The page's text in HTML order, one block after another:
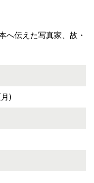
へ伝えた写真家、故・
)